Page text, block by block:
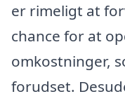
er rimeligt at
chance for at
omkostninger,
forudset.